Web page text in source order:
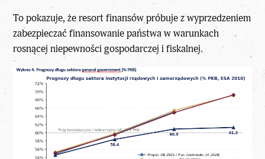
To pokazuje, że resort finansów próbuje z wyprzedzeniem
zabezpieczać finansowanie państwa w warunkach
rosnącej niepewności gospodarczej i fiskalnej.